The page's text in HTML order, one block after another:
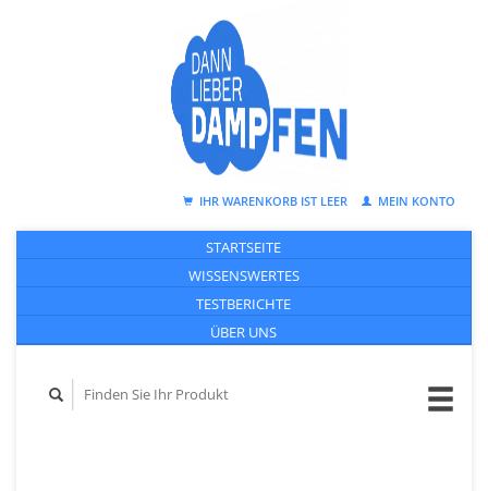
IHR WARENKORB IST LEER MEIN KONTO
STARTSEITE
WISSENSWERTES
TESTBERICHTE
ÜBER UNS